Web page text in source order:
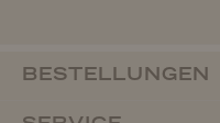
BESTELLUNGEN